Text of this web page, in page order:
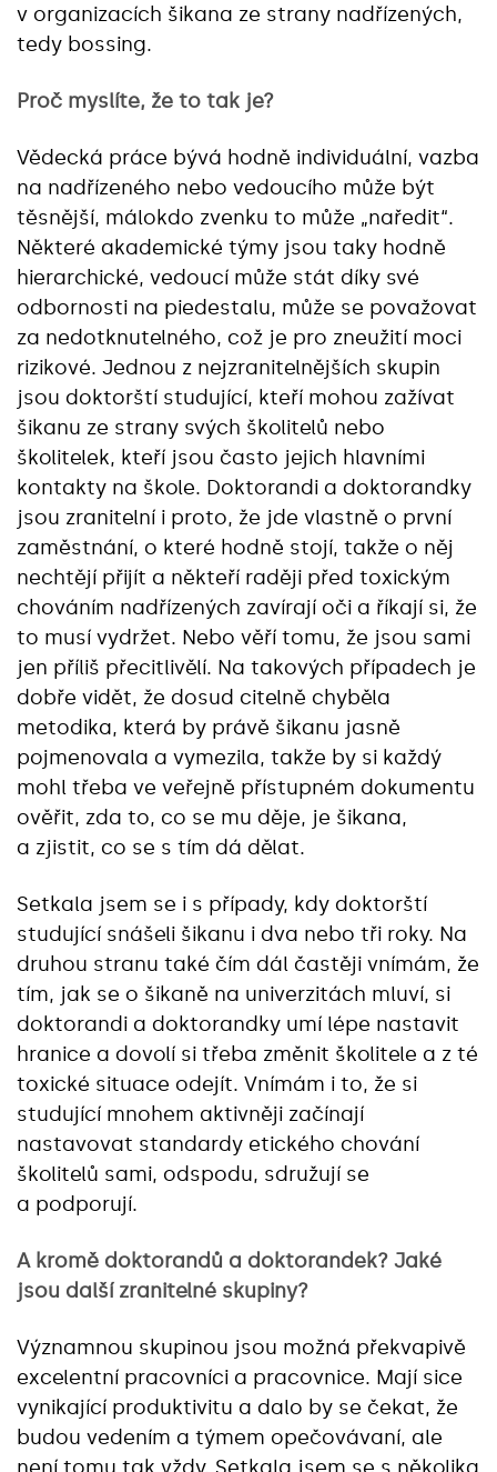
v organizacích šikana ze strany nadřízených,
tedy bossing.
Proč myslíte, že to tak je?
Vědecká práce bývá hodně individuální, vazba
na nadřízeného nebo vedoucího může být
těsnější, málokdo zvenku to může „naředit“.
Některé akademické týmy jsou taky hodně
hierarchické, vedoucí může stát díky své
odbornosti na piedestalu, může se považovat
za nedotknutelného, což je pro zneužití moci
rizikové. Jednou z nejzranitelnějších skupin
jsou doktorští studující, kteří mohou zažívat
šikanu ze strany svých školitelů nebo
školitelek, kteří jsou často jejich hlavními
kontakty na škole. Doktorandi a doktorandky
jsou zranitelní i proto, že jde vlastně o první
zaměstnání, o které hodně stojí, takže o něj
nechtějí přijít a někteří raději před toxickým
chováním nadřízených zavírají oči a říkají si, že
to musí vydržet. Nebo věří tomu, že jsou sami
jen příliš přecitlivělí. Na takových případech je
dobře vidět, že dosud citelně chyběla
metodika, která by právě šikanu jasně
pojmenovala a vymezila, takže by si každý
mohl třeba ve veřejně přístupném dokumentu
ověřit, zda to, co se mu děje, je šikana,
a zjistit, co se s tím dá dělat.
Setkala jsem se i s případy, kdy doktorští
studující snášeli šikanu i dva nebo tři roky. Na
druhou stranu také čím dál častěji vnímám, že
tím, jak se o šikaně na univerzitách mluví, si
doktorandi a doktorandky umí lépe nastavit
hranice a dovolí si třeba změnit školitele a z té
toxické situace odejít. Vnímám i to, že si
studující mnohem aktivněji začínají
nastavovat standardy etického chování
školitelů sami, odspodu, sdružují se
a podporují.
A kromě doktorandů a doktorandek? Jaké
jsou další zranitelné skupiny?
Významnou skupinou jsou možná překvapivě
excelentní pracovníci a pracovnice. Mají sice
vynikající produktivitu a dalo by se čekat, že
budou vedením a týmem opečovávaní, ale